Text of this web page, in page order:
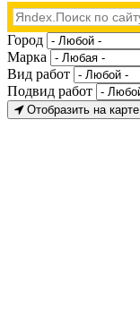
Город
Марка
Вид работ
Подвид работ
Отобразить на карте